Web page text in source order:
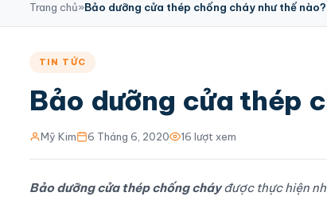
Trang chủ»Bảo dưỡng cửa thép chống cháy như thế nào?
TIN TỨC
Bảo dưỡng cửa thép
Mỹ Kim 6 Tháng 6, 2020 16 lượt xem
Bảo dưỡng cửa thép chống cháyđược thực hiện